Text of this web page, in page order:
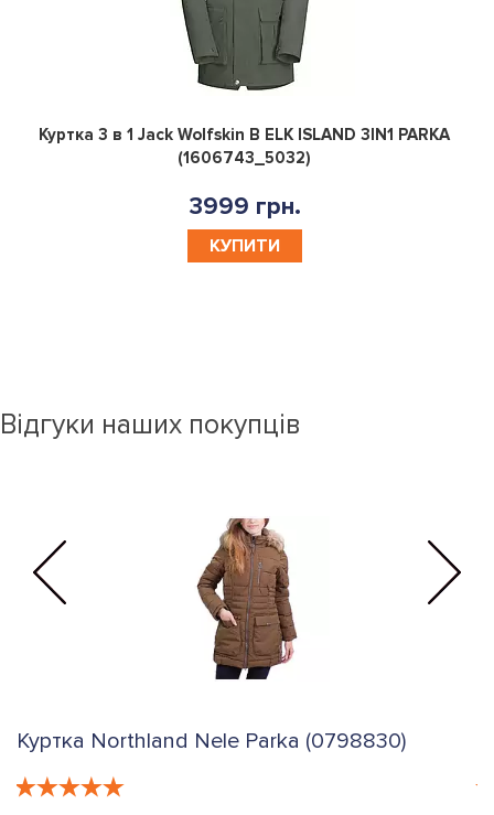
0
Куртка 3 в 1 Jack Wolfskin B ELK ISLAND 3IN1 PARKA
(1606743_5032)
3999 грн.
КУПИТИ
Відгуки наших покупців
Куртка Northland Nele Parka (0798830)